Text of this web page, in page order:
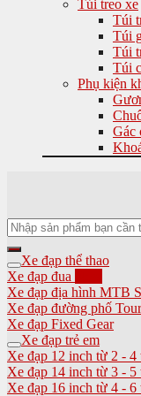
Túi treo xe
Túi
Túi
Túi
Túi
Phụ kiện
Gác
Tìm
kiếm:
Xe đạp thể thao
Xe đạp đua
Xe đạp địa hình MTB
Xe đạp đường phố
Xe đạp Fixed Gear
Xe đạp trẻ em
Xe đạp 12 inch từ 2 - 4
Xe đạp 14 inch từ 3 - 5
Xe đạp 16 inch từ 4 - 6